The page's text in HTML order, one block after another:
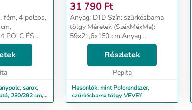
fém, 4 polcos,
POLC ÉS
és egy
önállóan
sarok,
230/292 cm,
31 790 Ft
Anyag: DTD Szín: szürkésbarna
tölgy Méretek (SzéxMéxMa):
59x21,6x150 cm Anyag
vastagsága: 15 mm Vonzó dizájn
Szokatlan módon elrendezett
polcok Többfunkciós Bontásban
Részletek
Pepita
Hasonlók, mint Polcrendszer,
szürkésbarna tölgy, VEVEY